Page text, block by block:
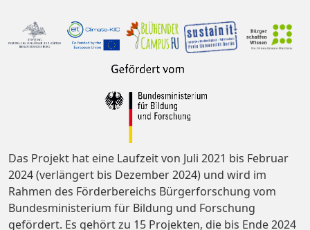
Das Projekt hat eine Laufzeit von Juli 2021 bis Februar
2024 (verlängert bis Dezember 2024) und wird im
Rahmen des Förderbereichs Bürgerforschung vom
Bundesministerium für Bildung und Forschung
gefördert. Es gehört zu 15 Projekten, die bis Ende 2024